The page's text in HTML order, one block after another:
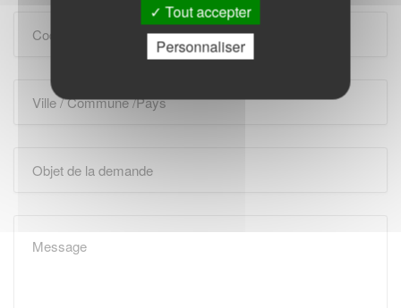
Tout accepter
Personnaliser